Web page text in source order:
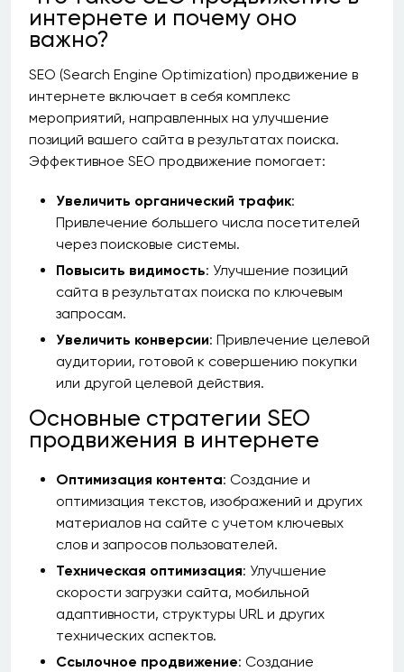
интернете и почему оно
важно?
SEO (Search Engine Optimization) продвижение в
интернете включает в себя комплекс
мероприятий, направленных на улучшение
позиций вашего сайта в результатах поиска.
Эффективное SEO продвижение помогает:
Увеличить органический трафик:
Привлечение большего числа посетителей
через поисковые системы.
Повысить видимость: Улучшение позиций
сайта в результатах поиска по ключевым
запросам.
Увеличить конверсии: Привлечение целевой
аудитории, готовой к совершению покупки
или другой целевой действия.
Основные стратегии SEO
продвижения в интернете
Оптимизация контента: Создание и
оптимизация текстов, изображений и других
материалов на сайте с учетом ключевых
слов и запросов пользователей.
Техническая оптимизация: Улучшение
скорости загрузки сайта, мобильной
адаптивности, структуры URL и других
технических аспектов.
Ссылочное продвижение: Создание